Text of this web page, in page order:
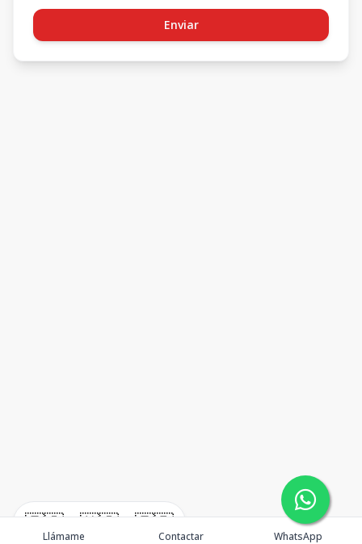
🇪🇸 🇺🇸 🇫🇷
Enviar
Llámame Contactar WhatsApp